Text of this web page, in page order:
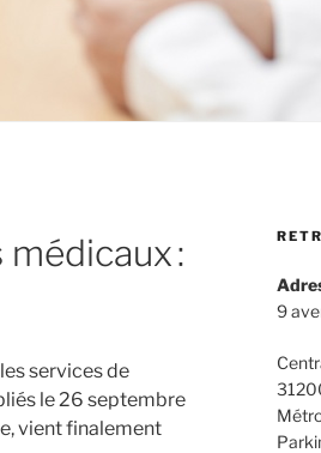
médicaux :
services de
le 26 septembre
vient finalement
9